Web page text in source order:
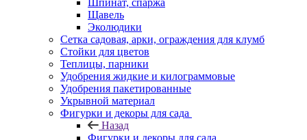
Шпинат, спаржа
Щавель
Эколюдики
Сетка садовая, арки, ограждения для клумб
Стойки для цветов
Теплицы, парники
Удобрения жидкие и килограммовые
Удобрения пакетированные
Укрывной материал
Фигурки и декоры для сада
Назад
Фигурки и декоры для сада